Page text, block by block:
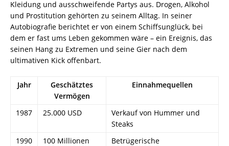
Kleidung und ausschweifende Partys aus. Drogen, Alkohol
und Prostitution gehörten zu seinem Alltag. In seiner
Autobiografie berichtet er von einem Schiffsunglück, bei
dem er fast ums Leben gekommen wäre – ein Ereignis, das
seinen Hang zu Extremen und seine Gier nach dem
ultimativen Kick offenbart.
Jahr
Geschätztes
Vermögen
Einnahmequellen
1987 25.000 USD
Verkauf von Hummer und
Steaks
1990
100 Millionen
Betrügerische